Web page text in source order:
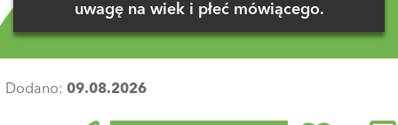
uwagę na wiek i płeć mówiącego.
Dodano: 09.08.2026